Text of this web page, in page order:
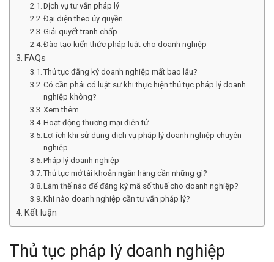
Dịch vụ tư vấn pháp lý
Đại diện theo ủy quyền
Giải quyết tranh chấp
Đào tạo kiến thức pháp luật cho doanh nghiệp
FAQs
Thủ tục đăng ký doanh nghiệp mất bao lâu?
Có cần phải có luật sư khi thực hiện thủ tục pháp lý doanh
nghiệp không?
Xem thêm
Hoạt động thương mại điện tử
Lợi ích khi sử dụng dịch vụ pháp lý doanh nghiệp chuyên
nghiệp
Pháp lý doanh nghiệp
Thủ tục mở tài khoản ngân hàng cần những gì?
Làm thế nào để đăng ký mã số thuế cho doanh nghiệp?
Khi nào doanh nghiệp cần tư vấn pháp lý?
Kết luận
Thủ tục pháp lý doanh nghiệp